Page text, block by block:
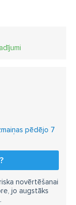
pēdējo 7
novērtēšanai
jo augstāks